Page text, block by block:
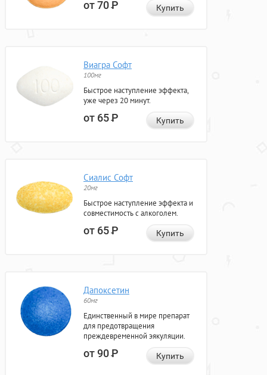
от 70Р Купить
Виагра Софт
100мг
Быстрое наступление эффекта,
уже через 20 минут.
от 65Р Купить
Сиалис Софт
20мг
Быстрое наступление эффекта и
совместимость с алкоголем.
от 65Р Купить
Дапоксетин
60мг
Единственный в мире препарат
для предотвращения
преждевременной эякуляции.
от 90Р Купить